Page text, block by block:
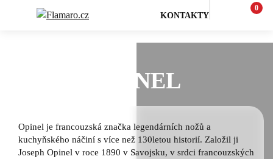
KONTAKTY
0
OPINEL
Opinel je francouzská značka legendárních nožů a
kuchyňského náčiní s více než 130letou historií. Založil ji
Joseph Opinel v roce 1890 v Savojsku, v srdci francouzských